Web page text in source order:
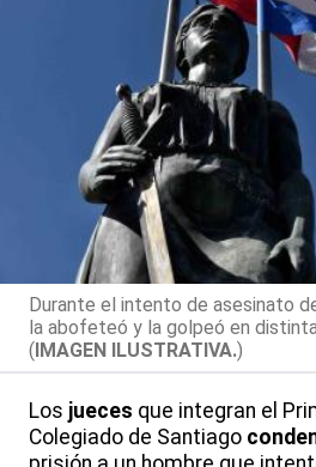
Durante el intento de asesinato
la abofeteó y la golpeó en
(IMAGEN ILUSTRATIVA.)
Los jueces que integran el
Colegiado de Santiago